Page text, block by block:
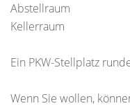
Abstellraum
Kellerraum
Ein PKW-Stellplatz
Wenn Sie wollen,